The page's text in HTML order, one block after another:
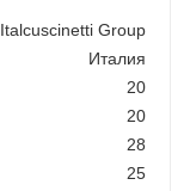
Italcuscinetti Group
Италия
20
20
28
25